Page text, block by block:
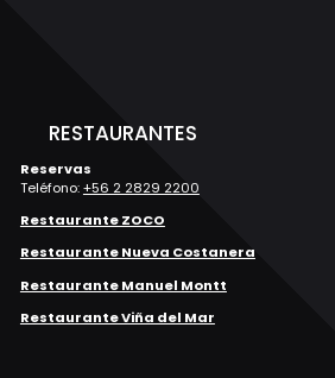
RESTAURANTES
Reservas
Teléfono:+56 2 2829 2200
Restaurante ZOCO
Restaurante Nueva Costanera
Restaurante Manuel Montt
Restaurante Viña del Mar